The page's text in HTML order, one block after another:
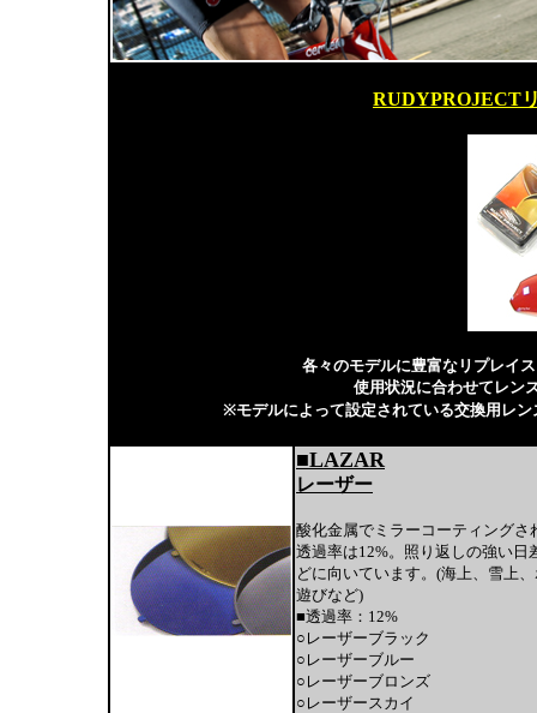
RUDYPROJECT
各々のモデルに豊富なリプレイ
使用状況に合わせてレン
※モデルによって設定されている交換用レ
■LAZAR
レーザー
酸化金属でミラーコーティングさ
透過率は12%。照り返しの強い日
どに向いています。(海上、雪上
遊びなど)
■透過率：12%
○レーザーブラック
○レーザーブルー
○レーザーブロンズ
○レーザースカイ